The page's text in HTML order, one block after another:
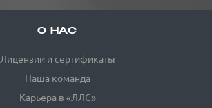
О НАС
Лицензии и сертификаты
Наша команда
Карьера в «ЛЛС»